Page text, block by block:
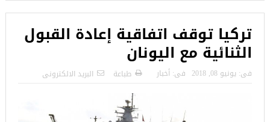
تركيا توقف اتفاقية إعادة القبول
الثنائية مع اليونان
فى: يونيو 08, 2018 فى: أخبار طباعة البريد الالكترونى